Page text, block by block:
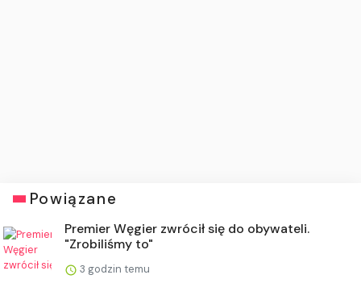
Powiązane
Premier Węgier zwrócił się do obywateli.
"Zrobiliśmy to"
3 godzin temu